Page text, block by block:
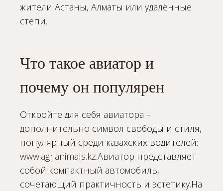
жители Астаны, Алматы или удалённые
степи.
Что такое авиатор и
почему он популярен
Откройте для себя авиатора –
дополнительно символ свободы и стиля,
популярный среди казахских водителей:
www.agrianimals.kz.Авиатор представляет
собой компактный автомобиль,
сочетающий практичность и эстетику.На